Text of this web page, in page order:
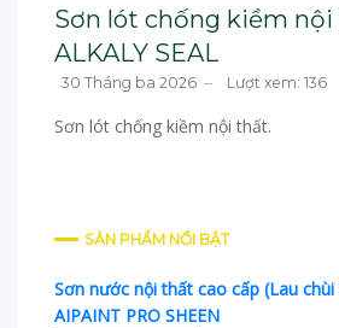
Sơn lót chống kiềm
ALKALY SEAL
30 Tháng ba 2026 Lượt xem: 136
Sơn lót chống kiềm nội thất.
SẢN PHẨM NỔI BẬT
Sơn nước nội thất cao cấp (Lau chùi
AIPAINT PRO SHEEN